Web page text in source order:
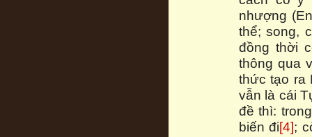
nhượng
thể; song,
đồng thời
thông qua
thức tạo ra
vẫn là cái
đề thì:
biến đi[4];